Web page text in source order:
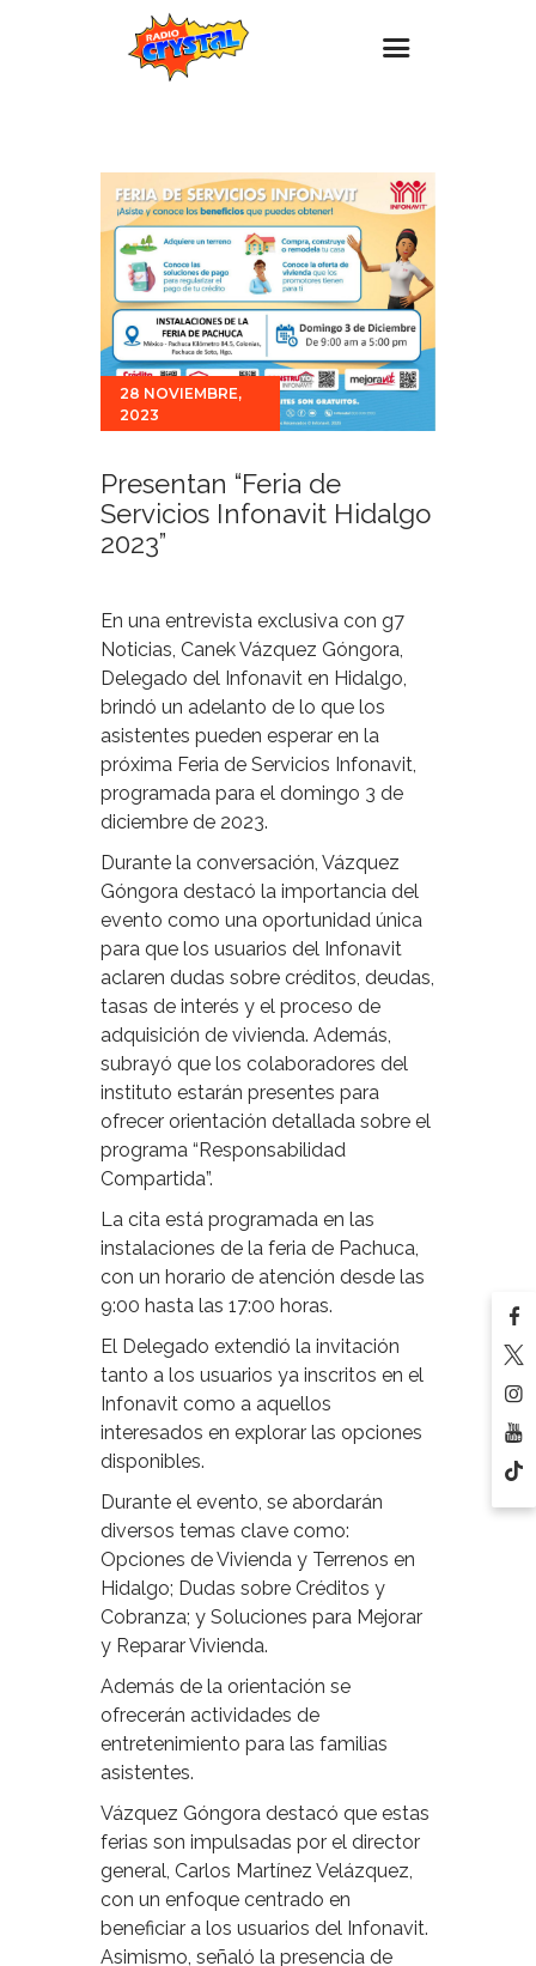
Estaciones
Eventos
Promociones
Noticias
Para ti
Contacto
28 NOVIEMBRE,
2023
Presentan “Feria de
Servicios Infonavit Hidalgo
2023”
En una entrevista exclusiva con g7
Noticias, Canek Vázquez Góngora,
Delegado del Infonavit en Hidalgo,
brindó un adelanto de lo que los
asistentes pueden esperar en la
próxima Feria de Servicios Infonavit,
programada para el domingo 3 de
diciembre de 2023.
Durante la conversación, Vázquez
Góngora destacó la importancia del
evento como una oportunidad única
para que los usuarios del Infonavit
aclaren dudas sobre créditos, deudas,
tasas de interés y el proceso de
adquisición de vivienda. Además,
subrayó que los colaboradores del
instituto estarán presentes para
ofrecer orientación detallada sobre el
programa “Responsabilidad
Compartida”.
La cita está programada en las
instalaciones de la feria de Pachuca,
con un horario de atención desde las
9:00 hasta las 17:00 horas.
El Delegado extendió la invitación
tanto a los usuarios ya inscritos en el
Infonavit como a aquellos
interesados en explorar las opciones
disponibles.
Durante el evento, se abordarán
diversos temas clave como:
Opciones de Vivienda y Terrenos en
Hidalgo; Dudas sobre Créditos y
Cobranza; y Soluciones para Mejorar
y Reparar Vivienda.
Además de la orientación se
ofrecerán actividades de
entretenimiento para las familias
asistentes.
Vázquez Góngora destacó que estas
ferias son impulsadas por el director
general, Carlos Martínez Velázquez,
con un enfoque centrado en
beneficiar a los usuarios del Infonavit.
Asimismo, señaló la presencia de